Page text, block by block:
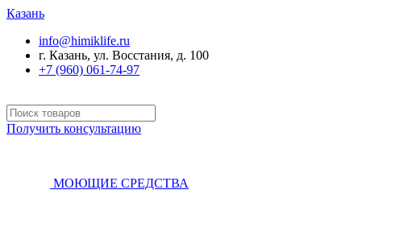
Казань
info@himiklife.ru
г. Казань, ул. Восстания, д. 100
+7 (960) 061-74-97
Получить консультацию
МОЮЩИЕ СРЕДСТВА